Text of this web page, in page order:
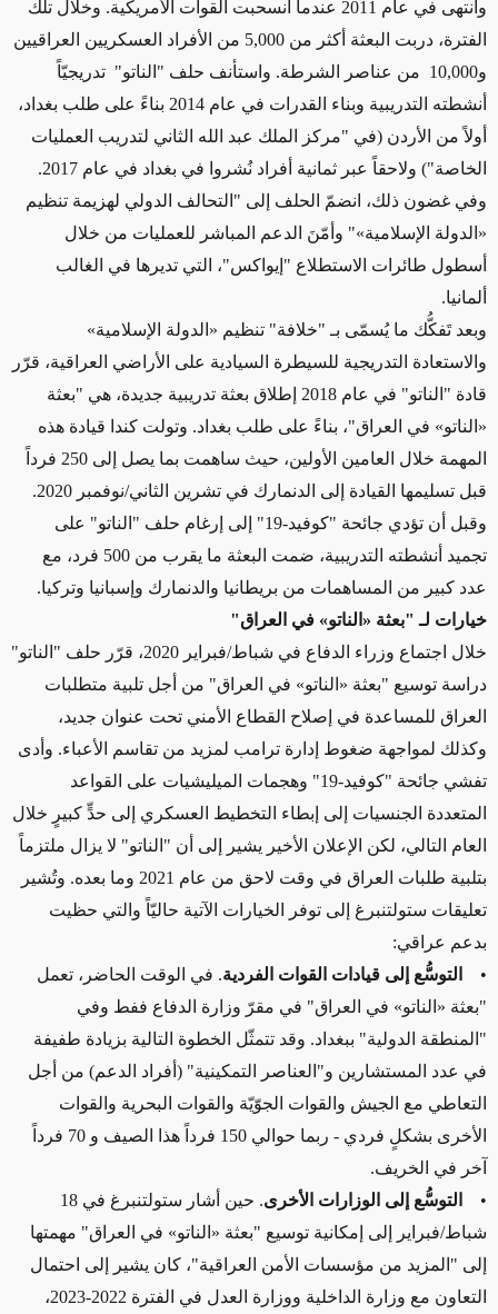
وانتهى في عام 2011 عندما انسحبت القوات الأمريكية. وخلال تلك
الفترة، دربت البعثة أكثر من 5,000 من الأفراد العسكريين العراقيين
و10,000 من عناصر الشرطة. واستأنف حلف "الناتو" تدريجيّاً
أنشطته التدريبية وبناء القدرات في عام 2014 بناءً على طلب بغداد،
أولاً من الأردن (في "مركز الملك عبد الله الثاني لتدريب العمليات
الخاصة") ولاحقاً عبر ثمانية أفراد نُشروا في بغداد في عام 2017.
وفي غضون ذلك، انضمّ الحلف إلى "التحالف الدولي لهزيمة تنظيم
«الدولة الإسلامية»" وأمّنَ الدعم المباشر للعمليات من خلال
أسطول طائرات الاستطلاع "إيواكس"، التي تديرها في الغالب
ألمانيا.
وبعد تَفكُّك ما يُسمّى بـ "خلافة" تنظيم «الدولة الإسلامية»
والاستعادة التدريجية للسيطرة السيادية على الأراضي العراقية، قرّر
قادة "الناتو" في عام 2018 إطلاق بعثة تدريبية جديدة، هي "بعثة
«الناتو» في العراق"، بناءً على طلب بغداد. وتولت كندا قيادة هذه
المهمة خلال العامين الأولين، حيث ساهمت بما يصل إلى 250 فرداً
قبل تسليمها القيادة إلى الدنمارك في تشرين الثاني/نوفمبر 2020.
وقبل أن تؤدي جائحة "كوفيد-19" إلى إرغام حلف "الناتو" على
تجميد أنشطته التدريبية، ضمت البعثة ما يقرب من 500 فرد، مع
عدد كبير من المساهمات من بريطانيا والدنمارك وإسبانيا وتركيا.
خيارات لـ "بعثة «الناتو» في العراق"
خلال اجتماع وزراء الدفاع في شباط/فبراير 2020، قرّر حلف "الناتو"
دراسة توسيع "بعثة «الناتو» في العراق" من أجل تلبية متطلبات
العراق للمساعدة في إصلاح القطاع الأمني تحت عنوان جديد،
وكذلك لمواجهة ضغوط إدارة ترامب لمزيد من تقاسم الأعباء. وأدى
تفشي جائحة "كوفيد-19" وهجمات الميليشيات على القواعد
المتعددة الجنسيات إلى إبطاء التخطيط العسكري إلى حدٍّ كبيرٍ خلال
العام التالي، لكن الإعلان الأخير يشير إلى أن "الناتو" لا يزال ملتزماً
بتلبية طلبات العراق في وقت لاحق من عام 2021 وما بعده. وتُشير
تعليقات ستولتنبرغ إلى توفر الخيارات الآتية حاليّاً والتي حظيت
بدعم عراقي:
•
التوسُّع إلى قيادات القوات الفردية. في الوقت الحاضر، تعمل
"بعثة «الناتو» في العراق" في مقرّ وزارة الدفاع ففط وفي
"المنطقة الدولية" ببغداد. وقد تتمثّل الخطوة التالية بزيادة طفيفة
في عدد المستشارين و"العناصر التمكينية" (أفراد الدعم) من أجل
التعاطي مع الجيش والقوات الجوّيّة والقوات البحرية والقوات
الأخرى بشكلٍ فردي - ربما حوالي 150 فرداً هذا الصيف و 70 فرداً
آخر في الخريف.
•
التوسُّع إلى الوزارات الأخرى
. حين أشار ستولتنبرغ في 18
شباط/فبراير إلى إمكانية توسيع "بعثة «الناتو» في العراق" مهمتها
إلى "المزيد من مؤسسات الأمن العراقية"، كان يشير إلى احتمال
التعاون مع وزارة الداخلية ووزارة العدل في الفترة 2022-2023،